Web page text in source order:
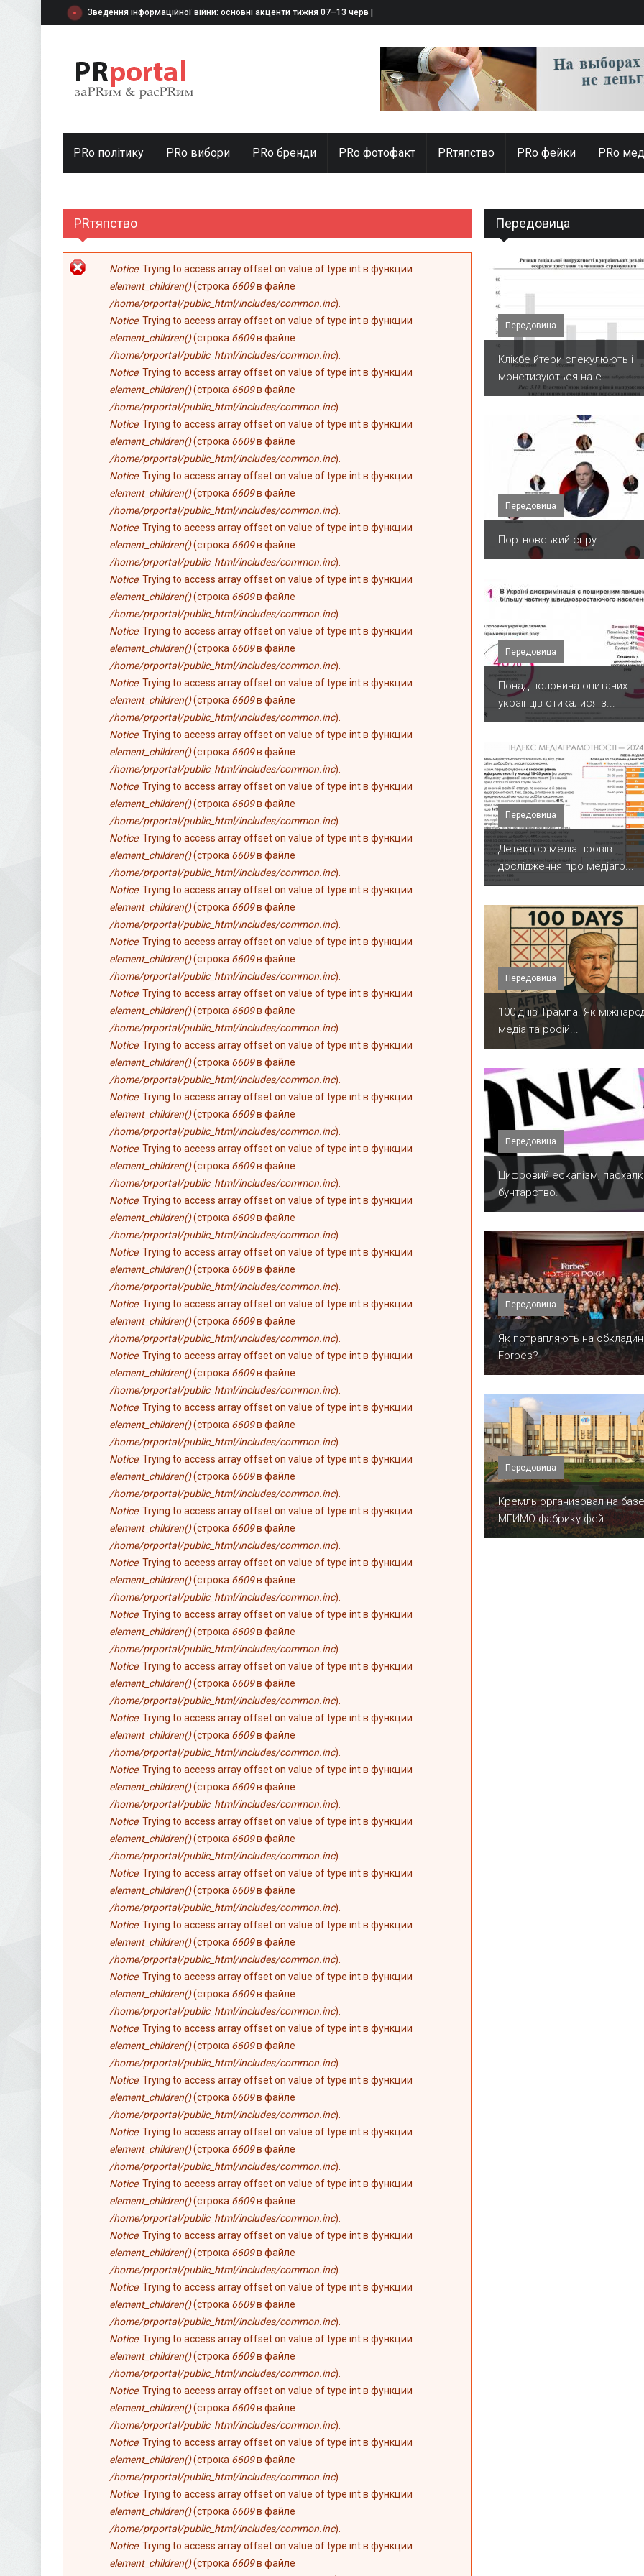
Перейти к основному содержаниюЗведення інформаційної війни: основні акценти тижня 07–13 червня 2025
PRo політику PRo вибори PRо бренди PRо фотофакт PRтяпство PRo фейки PRo
PRтяпство
Сообщение об ошибке
Notice: Trying to access array offset on value of type int в функции
element_children()(строка 6609в файле
/home/prportal/public_html/includes/common.inc).
Notice: Trying to access array offset on value of type int в функции
element_children()(строка 6609в файле
/home/prportal/public_html/includes/common.inc).
Notice: Trying to access array offset on value of type int в функции
element_children()(строка 6609в файле
/home/prportal/public_html/includes/common.inc).
Notice: Trying to access array offset on value of type int в функции
element_children()(строка 6609в файле
/home/prportal/public_html/includes/common.inc).
Notice: Trying to access array offset on value of type int в функции
element_children()(строка 6609в файле
/home/prportal/public_html/includes/common.inc).
Notice: Trying to access array offset on value of type int в функции
element_children()(строка 6609в файле
/home/prportal/public_html/includes/common.inc).
Notice: Trying to access array offset on value of type int в функции
element_children()(строка 6609в файле
/home/prportal/public_html/includes/common.inc).
Notice: Trying to access array offset on value of type int в функции
element_children()(строка 6609в файле
/home/prportal/public_html/includes/common.inc).
Notice: Trying to access array offset on value of type int в функции
element_children()(строка 6609в файле
/home/prportal/public_html/includes/common.inc).
Notice: Trying to access array offset on value of type int в функции
element_children()(строка 6609в файле
/home/prportal/public_html/includes/common.inc).
Notice: Trying to access array offset on value of type int в функции
element_children()(строка 6609в файле
/home/prportal/public_html/includes/common.inc).
Notice: Trying to access array offset on value of type int в функции
element_children()(строка 6609в файле
/home/prportal/public_html/includes/common.inc).
Notice: Trying to access array offset on value of type int в функции
element_children()(строка 6609в файле
/home/prportal/public_html/includes/common.inc).
Notice: Trying to access array offset on value of type int в функции
element_children()(строка 6609в файле
/home/prportal/public_html/includes/common.inc).
Notice: Trying to access array offset on value of type int в функции
element_children()(строка 6609в файле
/home/prportal/public_html/includes/common.inc).
Notice: Trying to access array offset on value of type int в функции
element_children()(строка 6609в файле
/home/prportal/public_html/includes/common.inc).
Notice: Trying to access array offset on value of type int в функции
element_children()(строка 6609в файле
/home/prportal/public_html/includes/common.inc).
Notice: Trying to access array offset on value of type int в функции
element_children()(строка 6609в файле
/home/prportal/public_html/includes/common.inc).
Notice: Trying to access array offset on value of type int в функции
element_children()(строка 6609в файле
/home/prportal/public_html/includes/common.inc).
Notice: Trying to access array offset on value of type int в функции
element_children()(строка 6609в файле
/home/prportal/public_html/includes/common.inc).
Notice: Trying to access array offset on value of type int в функции
element_children()(строка 6609в файле
/home/prportal/public_html/includes/common.inc).
Notice: Trying to access array offset on value of type int в функции
element_children()(строка 6609в файле
/home/prportal/public_html/includes/common.inc).
Notice: Trying to access array offset on value of type int в функции
element_children()(строка 6609в файле
/home/prportal/public_html/includes/common.inc).
Notice: Trying to access array offset on value of type int в функции
element_children()(строка 6609в файле
/home/prportal/public_html/includes/common.inc).
Notice: Trying to access array offset on value of type int в функции
element_children()(строка 6609в файле
/home/prportal/public_html/includes/common.inc).
Notice: Trying to access array offset on value of type int в функции
element_children()(строка 6609в файле
/home/prportal/public_html/includes/common.inc).
Notice: Trying to access array offset on value of type int в функции
element_children()(строка 6609в файле
/home/prportal/public_html/includes/common.inc).
Notice: Trying to access array offset on value of type int в функции
element_children()(строка 6609в файле
/home/prportal/public_html/includes/common.inc).
Notice: Trying to access array offset on value of type int в функции
element_children()(строка 6609в файле
/home/prportal/public_html/includes/common.inc).
Notice: Trying to access array offset on value of type int в функции
element_children()(строка 6609в файле
/home/prportal/public_html/includes/common.inc).
Notice: Trying to access array offset on value of type int в функции
element_children()(строка 6609в файле
/home/prportal/public_html/includes/common.inc).
Notice: Trying to access array offset on value of type int в функции
element_children()(строка 6609в файле
/home/prportal/public_html/includes/common.inc).
Notice: Trying to access array offset on value of type int в функции
element_children()(строка 6609в файле
/home/prportal/public_html/includes/common.inc).
Notice: Trying to access array offset on value of type int в функции
element_children()(строка 6609в файле
/home/prportal/public_html/includes/common.inc).
Notice: Trying to access array offset on value of type int в функции
element_children()(строка 6609в файле
/home/prportal/public_html/includes/common.inc).
Notice: Trying to access array offset on value of type int в функции
element_children()(строка 6609в файле
/home/prportal/public_html/includes/common.inc).
Notice: Trying to access array offset on value of type int в функции
element_children()(строка 6609в файле
/home/prportal/public_html/includes/common.inc).
Notice: Trying to access array offset on value of type int в функции
element_children()(строка 6609в файле
/home/prportal/public_html/includes/common.inc).
Notice: Trying to access array offset on value of type int в функции
element_children()(строка 6609в файле
/home/prportal/public_html/includes/common.inc).
Notice: Trying to access array offset on value of type int в функции
element_children()(строка 6609в файле
/home/prportal/public_html/includes/common.inc).
Notice: Trying to access array offset on value of type int в функции
element_children()(строка 6609в файле
/home/prportal/public_html/includes/common.inc).
Notice: Trying to access array offset on value of type int в функции
element_children()(строка 6609в файле
/home/prportal/public_html/includes/common.inc).
Notice: Trying to access array offset on value of type int в функции
element_children()(строка 6609в файле
/home/prportal/public_html/includes/common.inc).
Notice: Trying to access array offset on value of type int в функции
element_children()(строка 6609в файле
/home/prportal/public_html/includes/common.inc).
Notice: Trying to access array offset on value of type int в функции
element_children()(строка 6609в файле
Передовица
Передовица
Клікбе йтери спекулюють і
монетизуються на е...
Передовица
Портновський спрут
Передовица
Понад половина опитаних
українців стикалися з...
Передовица
Детектор медіа провів
дослідження про медіагр...
Передовица
100 днів Трампа. Як
медіа та росій...
Передовица
​Цифровий ескапізм,
бунтарство.
Передовица
​Як потрапляють на
Forbes?
Передовица
Кремль организовал на базе
МГИМО фабрику фей...